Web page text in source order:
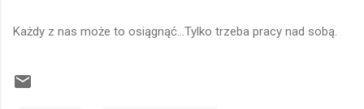
Każdy z nas może to osiągnąć...Tylko trzeba pracy nad sobą.